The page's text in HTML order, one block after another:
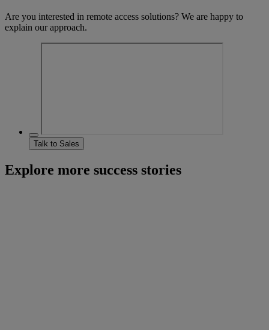
Are you interested in remote access solutions? We are happy to
explain our approach.
Talk to Sales
Explore more success stories